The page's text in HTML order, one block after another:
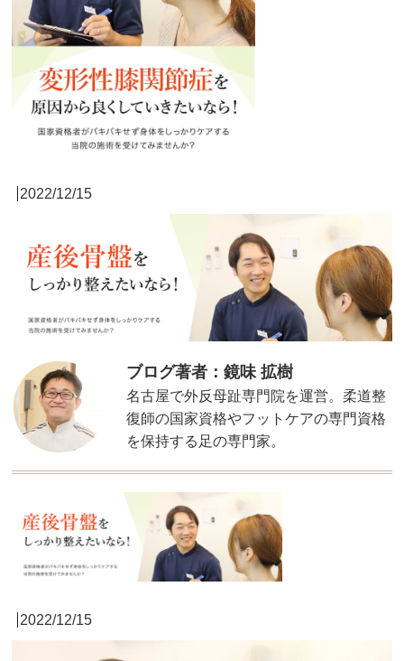
2022/12/15
ブログ著者：鏡味 拡樹
名古屋で外反母趾専門院を運営。柔道整
復師の国家資格やフットケアの専門資格
を保持する足の専門家。
2022/12/15